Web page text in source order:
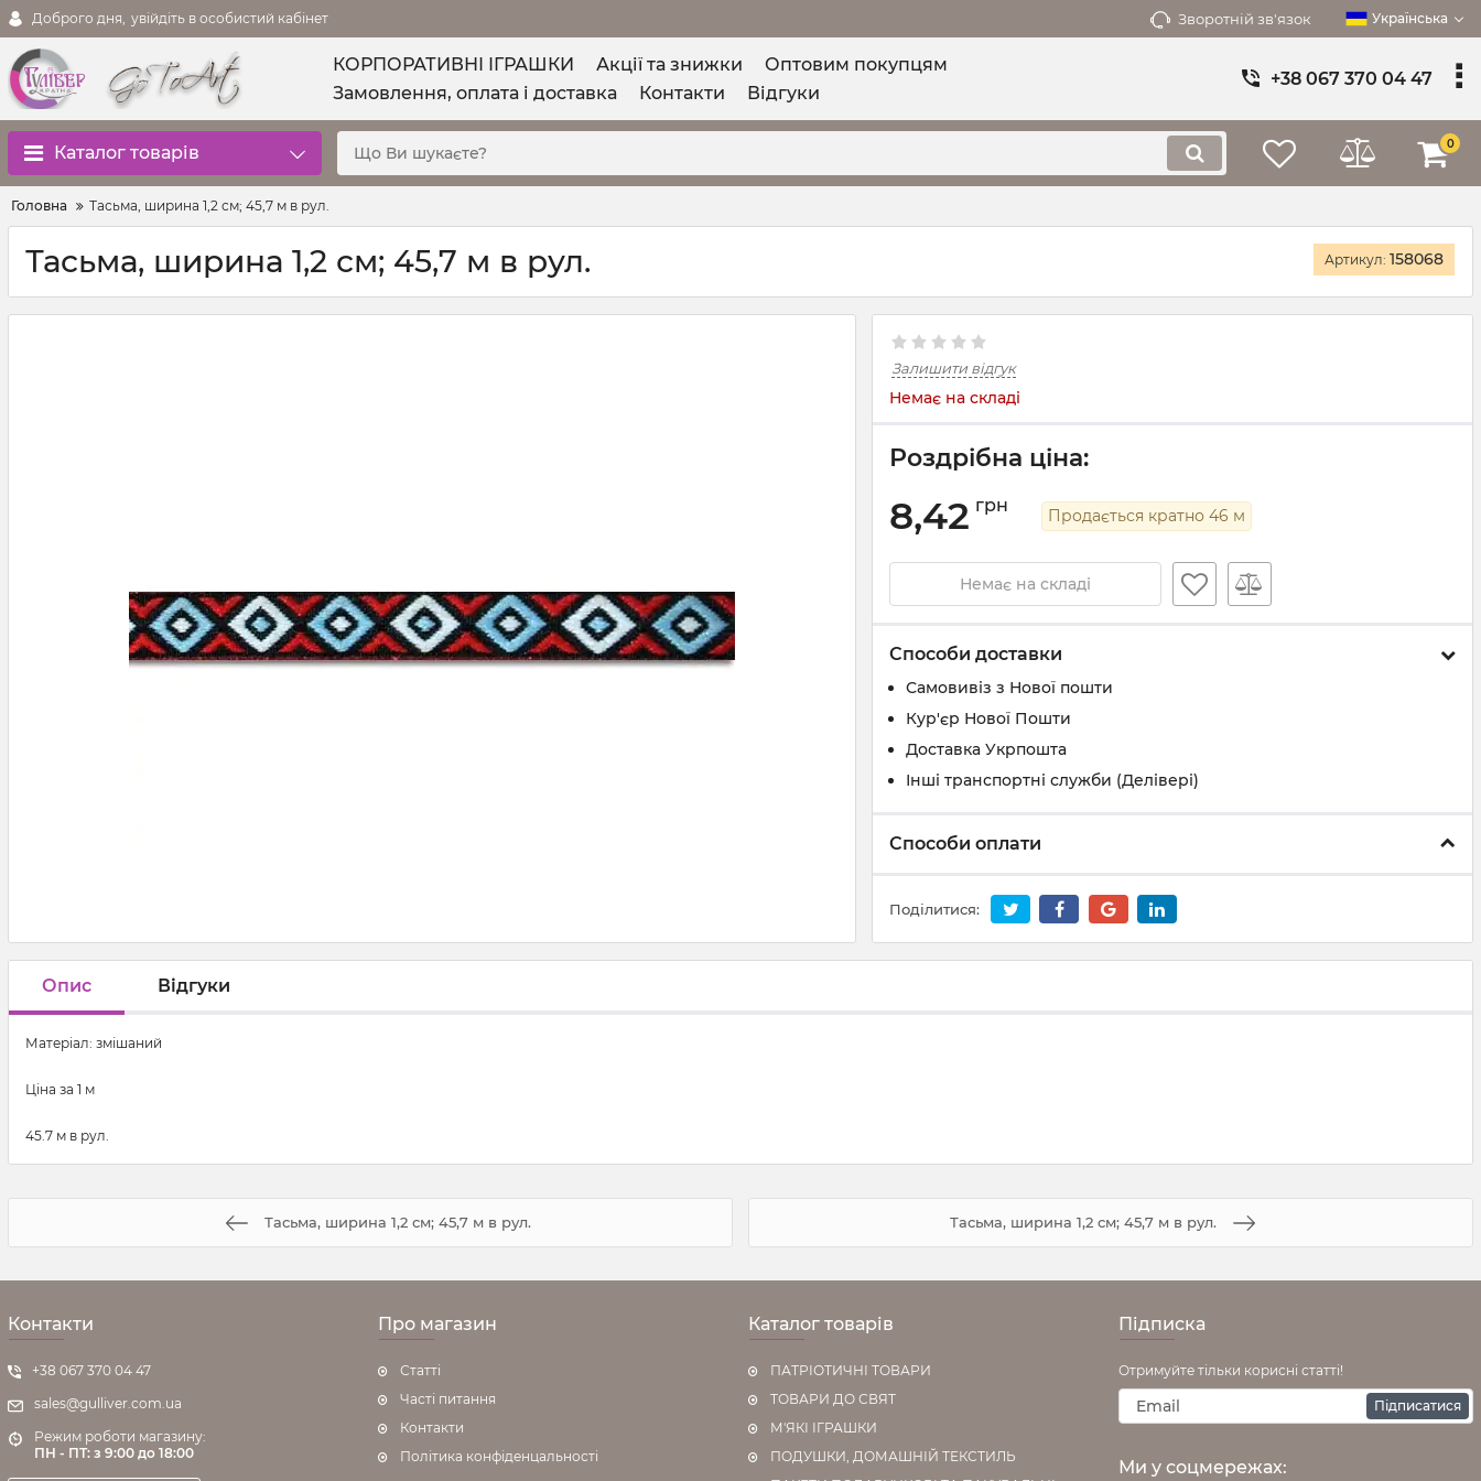
Доброго дня, увійдіть в особистий кабінет Зворотній зв'язок Українська
КОРПОРАТИВНІ ІГРАШКИ Акції та знижки
Оптовим покупцям
Замовлення, оплата і доставка
Контакти Відгуки
+38 067 370 04 47
Каталог товарів 0
Головна Тасьма, ширина 1,2 см; 45,7 м в рул.
Тасьма, ширина 1,2 см; 45,7 м в рул. Артикул: 158068
Залишити відгук
Немає на складі
Роздрібна ціна:
8,42 грн Продається кратно 46 м
Немає на складі
Способи доставки
Самовивіз з Нової пошти
Кур'єр Нової Пошти
Доставка Укрпошта
Інші транспортні служби (Делівері)
Способи оплати
Поділитися:
Опис Відгуки
Матеріал: змішаний
Ціна за 1 м
45.7 м в рул.
Тасьма, ширина 1,2 см; 45,7 м в рул. Тасьма, ширина 1,2 см; 45,7 м в рул.
Контакти
+38 067 370 04 47
sales@gulliver.com.ua
Режим роботи магазину:
ПН - ПТ: з 9:00 до 18:00
Про магазин
Статті
Часті питання
Контакти
Політика конфіденцальності
Каталог товарів
ПАТРІОТИЧНІ ТОВАРИ
ТОВАРИ ДО СВЯТ
М'ЯКІ ІГРАШКИ
ПОДУШКИ, ДОМАШНІЙ ТЕКСТИЛЬ
Підписка
Отримуйте тільки корисні статті!
Підписатися
Ми у соцмережах: